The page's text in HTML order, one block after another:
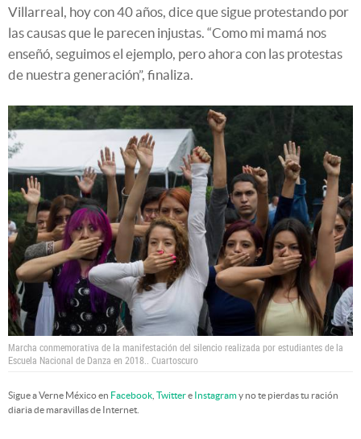
Villarreal, hoy con 40 años, dice que sigue protestando por
las causas que le parecen injustas. “Como mi mamá nos
enseñó, seguimos el ejemplo, pero ahora con las protestas
de nuestra generación”, finaliza.
Marcha conmemorativa de la manifestación del silencio realizada por estudiantes de la
Escuela Nacional de Danza en 2018.. Cuartoscuro
Sigue a Verne México en Facebook Twittere Instagramy no te pierdas tu ración
diaria de maravillas de Internet.